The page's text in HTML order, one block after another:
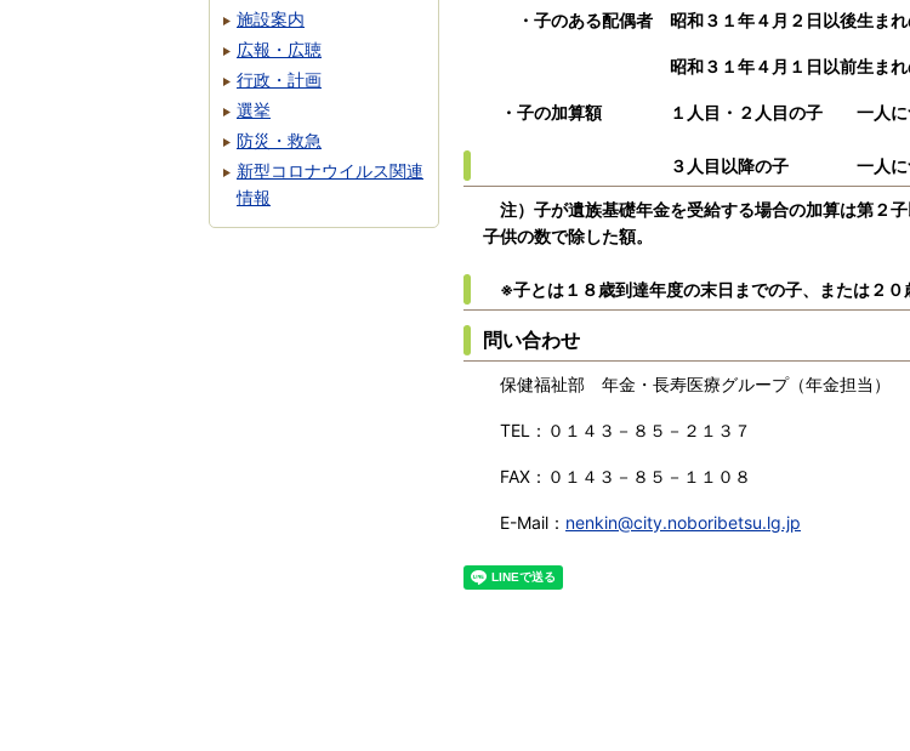
・子のある配偶者 昭和３１年４月２日以後生
昭和３１年４月１日以前生
・子の加算額 １人目・２人目の子 一人に
３人目以降の子 一人につき
注）子が遺族基礎年金を受給する場合の加算は第２
子供の数で除した額。
※子とは１８歳到達年度の末日までの子、または２０
問い合わせ
保健福祉部 年金・長寿医療グループ（年金担当）
TEL：０１４３－８５－２１３７
FAX：０１４３－８５－１１０８
E-Mail： nenkin@city.noboribetsu.lg.jp
施設案内
広報・広聴
行政・計画
選挙
防災・救急
新型コロナウイルス関連
情報